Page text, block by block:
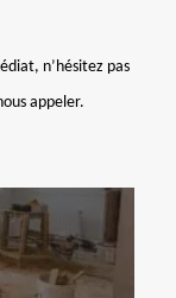
n’hésitez pas
appeler.